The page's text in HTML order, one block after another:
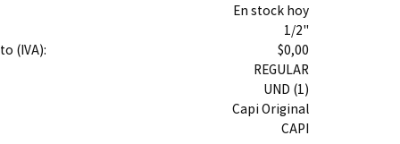
En stock hoy
1/2"
(IVA):
$0,00
REGULAR
UND (1)
Capi Original
CAPI